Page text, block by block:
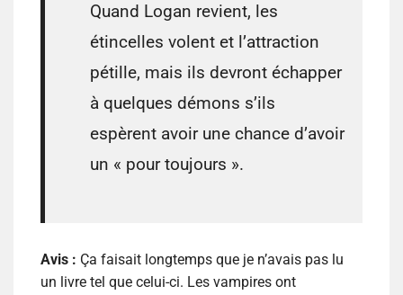
Quand Logan revient, les
étincelles volent et l’attraction
pétille, mais ils devront échapper
à quelques démons s’ils
espèrent avoir une chance d’avoir
un « pour toujours ».
Avis : Ça faisait longtemps que je n’avais pas lu
un livre tel que celui-ci. Les vampires ont